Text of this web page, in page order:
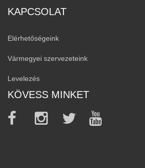
KAPCSOLAT
Elérhetőségeink
Vármegyei szervezeteink
Levelezés
KÖVESS MINKET